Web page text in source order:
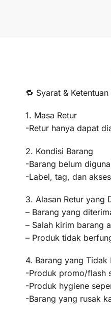
🔁 Syarat &
1. Masa Retur
-Retur hanya dapat
2. Kondisi Barang
-Barang belum
-Label, tag, dan
3. Alasan Retur yang
– Barang yang
– Salah kirim barang
– Produk tidak
4. Barang yang Tidak
-Produk promo/flash
-Produk hygiene
-Barang yang rusak